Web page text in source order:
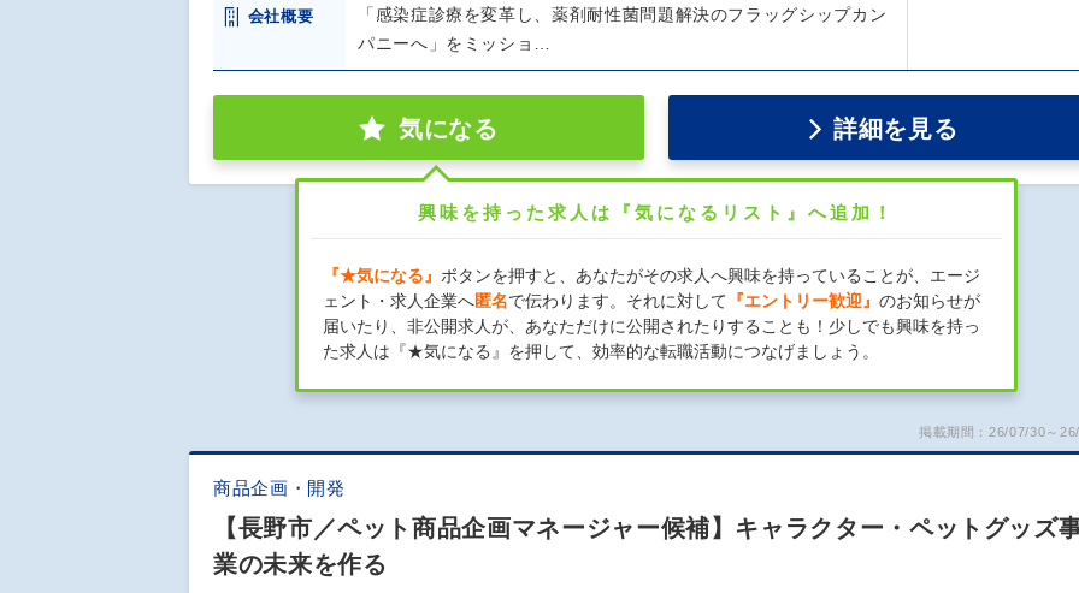
会社概要
「感染症診療を変革し、薬剤耐性菌問題解決のフラッグシップカン
パニーへ」をミッショ…
気になる 詳細を見る
興味を持った求人は『気になるリスト』へ追加！
『★気になる』 ボタンを押すと、あなたがその求人へ興味を持っていることが、エージ
ェント・求人企業へ匿名で伝わります。それに対して 『エントリー歓迎』 のお知らせが
届いたり、非公開求人が、あなただけに公開されたりすることも！少しでも興味を持っ
た求人は『★気になる』を押して、効率的な転職活動につなげましょう。
掲載期間：26/07/30～
商品企画・開発
【長野市／ペット商品企画マネージャー候補】キャラクター・ペットグッズ
業の未来を作る